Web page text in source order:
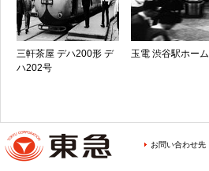
三軒茶屋 デハ200形 デ
ハ202号
玉電 渋谷駅ホーム
お問い合わせ先